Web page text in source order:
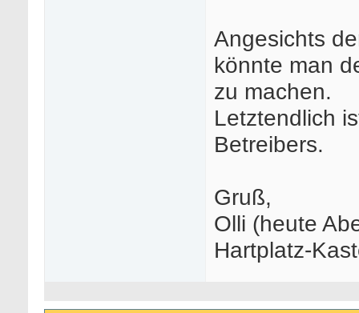
Angesichts
könnte man
zu machen.
Letztendlich
Betreibers.
Gruß,
Olli (heute
Hartplatz-